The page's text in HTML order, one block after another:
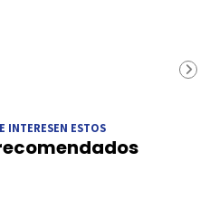
INTERESEN ESTOS